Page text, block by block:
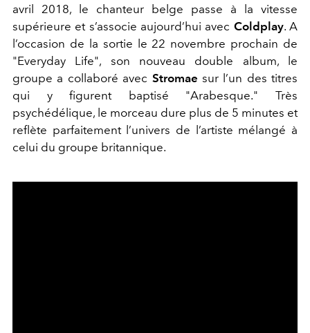
avril 2018, le chanteur belge passe à la vitesse
supérieure et s’associe aujourd’hui avec Coldplay. A
l’occasion de la sortie le 22 novembre prochain de
"Everyday Life", son nouveau double album, le
groupe a collaboré avec Stromae sur l’un des titres
qui y figurent baptisé "Arabesque." Très
psychédélique, le morceau dure plus de 5 minutes et
reflète parfaitement l’univers de l’artiste mélangé à
celui du groupe britannique.